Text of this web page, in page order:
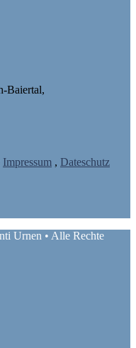
Baiertal,
Impressum , Dateschutz
Urnen • Alle Rechte